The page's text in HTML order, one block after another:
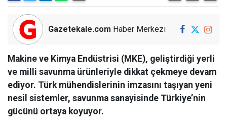
Gazetekale.com Haber Merkezi
Makine ve Kimya Endüstrisi (MKE), geliştirdiği yerli
ve milli savunma ürünleriyle dikkat çekmeye devam
ediyor. Türk mühendislerinin imzasını taşıyan yeni
nesil sistemler, savunma sanayisinde Türkiye’nin
gücünü ortaya koyuyor.